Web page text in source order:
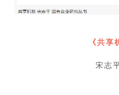
《共享
宋志